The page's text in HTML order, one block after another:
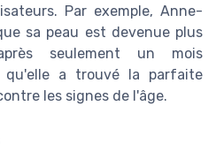
Par exemple, Anne-
sa peau est devenue plus
seulement un mois
qu'elle a trouvé la parfaite
les signes de l'âge.